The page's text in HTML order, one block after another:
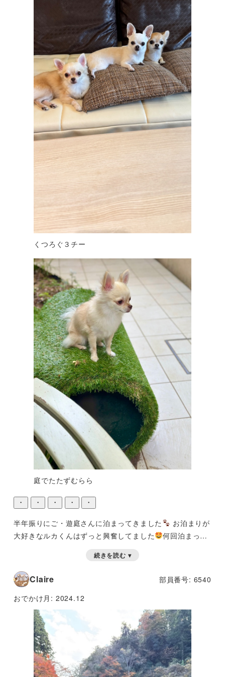
くつろぐ３チー
庭でたたずむらら
・ ・ ・ ・ ・
半年振りにご・遊庭さんに泊まってきました
お泊まりが
大好きなルカくんはずっと興奮してました
何回泊まって
また来ます🖐️
続きを読む ▾
Claire
部員番号: 6540
おでかけ月: 2024.12